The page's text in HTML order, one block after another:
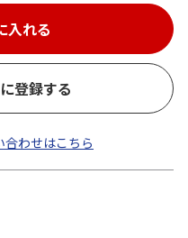
入れる
登録する
わせはこちら